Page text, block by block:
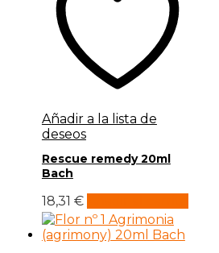
Añadir a la lista de
deseos
Rescue remedy 20ml
Bach
18,31 €